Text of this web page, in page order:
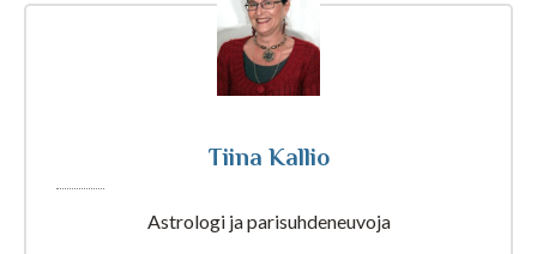
Kiinalainen horoskooppi
Tarot ja kartat
Tiina Kallio
Astrologi ja parisuhdeneuvoja